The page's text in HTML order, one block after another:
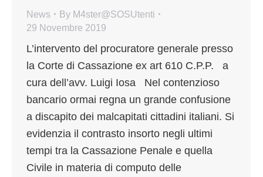
News By M4ster@SOSUtenti
29 Novembre 2019
L’intervento del procuratore generale presso
la Corte di Cassazione ex art 610 C.P.P. a
cura dell’avv. Luigi Iosa Nel contenzioso
bancario ormai regna un grande confusione
a discapito dei malcapitati cittadini italiani. Si
evidenzia il contrasto insorto negli ultimi
tempi tra la Cassazione Penale e quella
Civile in materia di computo delle